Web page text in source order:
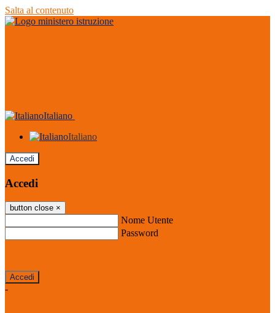
Salta al contenuto
Italiano
Italiano
Accedi
Accedi
button close ×
Nome Utente
Password
-